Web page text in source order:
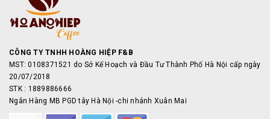
CÔNG TY TNHH HOÀNG HIỆP F&B
MST: 0108371521 do Sở Kế Hoạch và Đầu Tư Thành Phố Hà Nội cấp ngày
20/07/2018
STK : 1889886666
Ngân Hàng MB PGD tây Hà Nội -chi nhánh Xuân Mai